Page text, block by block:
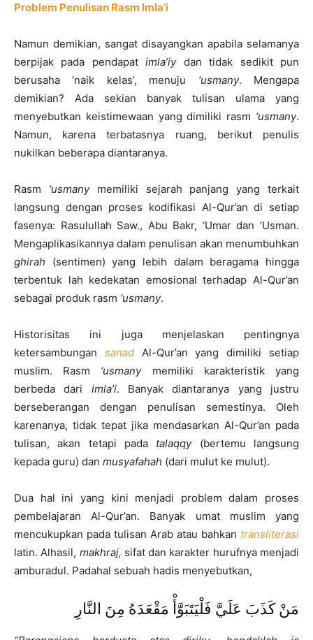
Problem Penulisan Rasm Imla’i
Namun demikian, sangat disayangkan apabila selamanya
berpijak pada pendapatimla’iydan tidak sedikit pun
berusaha ‘naik kelas’, menuju ‘usmany. Mengapa
demikian? Ada sekian banyak tulisan ulama yang
menyebutkan keistimewaan yang dimiliki rasm ‘usmany.
Namun, karena terbatasnya ruang, berikut penulis
nukilkan beberapa diantaranya.
Rasm ‘usmany memiliki sejarah panjang yang terkait
langsung dengan proses kodifikasi Al-Qur’an di setiap
fasenya: Rasulullah Saw., Abu Bakr, ‘Umar dan ‘Usman.
Mengaplikasikannya dalam penulisan akan menumbuhkan
ghirah (sentimen) yang lebih dalam beragama hingga
terbentuk lah kedekatan emosional terhadap Al-Qur’an
sebagai produk rasm ‘usmany.
Historisitas ini juga menjelaskan pentingnya
ketersambungan sanadAl-Qur’an yang dimiliki setiap
muslim. Rasm ‘usmanymemiliki karakteristik yang
berbeda dari imla’i. Banyak diantaranya yang justru
berseberangan dengan penulisan semestinya. Oleh
karenanya, tidak tepat jika mendasarkan Al-Qur’an pada
tulisan, akan tetapi pada talaqqy (bertemu langsung
kepada guru) dan musyafahah (dari mulut ke mulut).
Dua hal ini yang kini menjadi problem dalam proses
pembelajaran Al-Qur’an. Banyak umat muslim yang
mencukupkan pada tulisan Arab atau bahkan transliterasi
latin. Alhasil, makhraj, sifat dan karakter hurufnya menjadi
amburadul. Padahal sebuah hadis menyebutkan,
مَنْ كَذَبَ عَلَيَّ فَلْيَتَبَوَّأْ مَقْعَدَهُ مِنَ النَّارِ